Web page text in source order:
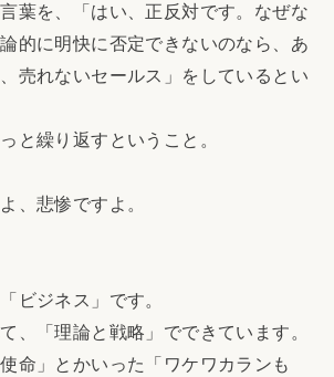
葉を、「はい、正反対です。なぜな
的に明快に否定できないのなら、あ
売れないセールス」をしているとい
と繰り返すということ。
、悲惨ですよ。
ビジネス」です。
、「理論と戦略」でできています。
命」とかいった「ワケワカランも